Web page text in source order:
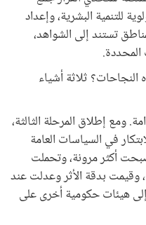
للتنمية البشرية، وإعداد
تستند إلى الشواهد،
ثلاثة أشياء
ومع إطلاق المرحلة الثالثة،
في السياسات العامة
أكثر مرونة، وتحملت
وقيمت بدقة الأثر وعدلت عند
هيئات حكومية أخرى على